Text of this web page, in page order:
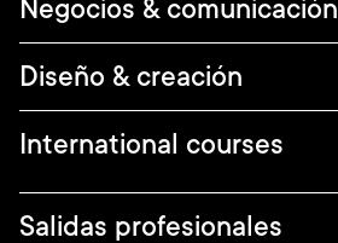
Negocios & comunicación
Diseño & creación
International courses
Salidas profesionales